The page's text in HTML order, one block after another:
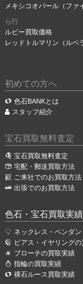
メキシコオパール（フ
ら行
ルビー買取価格
レッドトルマリン（ルベ
初めての方へ
色石BANKとは
スタッフ紹介
宝石買取無料査定
宝石買取無料査定
宅配・郵送買取方法
ご来社でのお買取方法
出張でのお買取方法
色石・宝石買取実績
ネックレス・ペンダ
ピアス・イヤリング
ブローチの買取実績
指輪の買取実績
裸石ルース買取実績